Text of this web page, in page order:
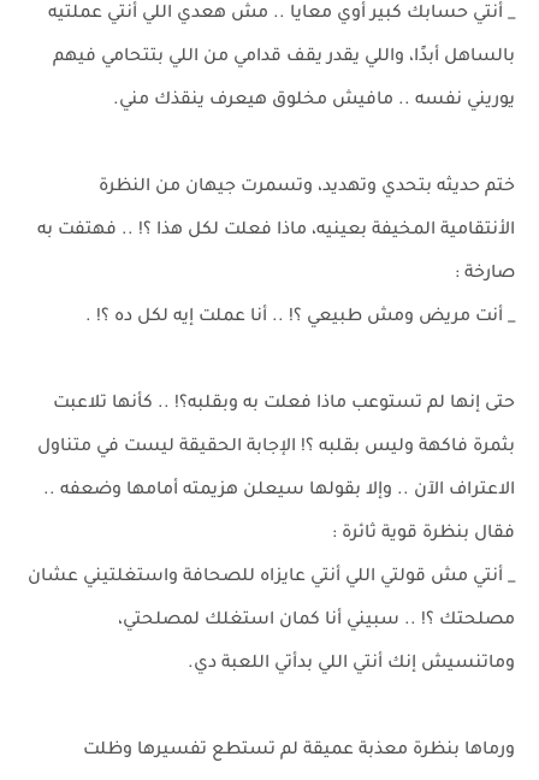
_ أنتي حسابك كبير أوي معايا .. مش هعدي اللي أنتي عملتيه
بالساهل أبدًا، واللي يقدر يقف قدامي من اللي بتتحامي فيهم
يوريني نفسه .. مافيش مخلوق هيعرف ينقذك مني.
ختم حديثه بتحدي وتهديد، وتسمرت جيهان من النظرة
الأنتقامية المخيفة بعينيه، ماذا فعلت لكل هذا ؟! .. فهتفت به
صارخة :
_ أنت مريض ومش طبيعي ؟! .. أنا عملت إيه لكل ده ؟! .
حتى إنها لم تستوعب ماذا فعلت به وبقلبه؟! .. كأنها تلاعبت
بثمرة فاكهة وليس بقلبه ؟! الإجابة الحقيقة ليست في متناول
الاعتراف الآن .. وإلا بقولها سيعلن هزيمته أمامها وضعفه ..
فقال بنظرة قوية ثائرة :
_ أنتي مش قولتي اللي أنتي عايزاه للصحافة واستغلتيني عشان
مصلحتك ؟! .. سبيني أنا كمان استغلك لمصلحتي،
وماتنسيش إنك أنتي اللي بدأتي اللعبة دي.
ورماها بنظرة معذبة عميقة لم تستطع تفسيرها وظلت